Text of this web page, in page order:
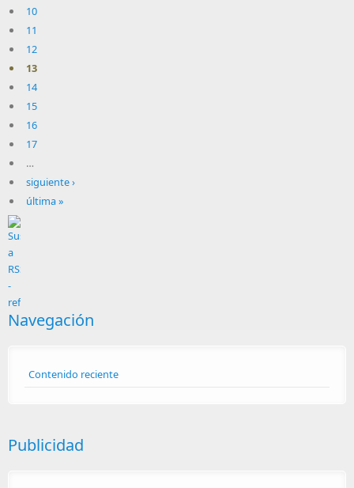
10
11
12
13
14
15
16
17
…
siguiente ›
última »
Navegación
Contenido reciente
Publicidad